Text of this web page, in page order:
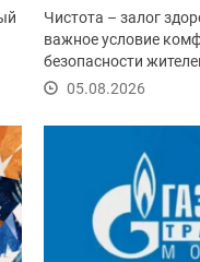
Чистота – залог
важное условие
безопасности
этим летом провели...
05.08.2026